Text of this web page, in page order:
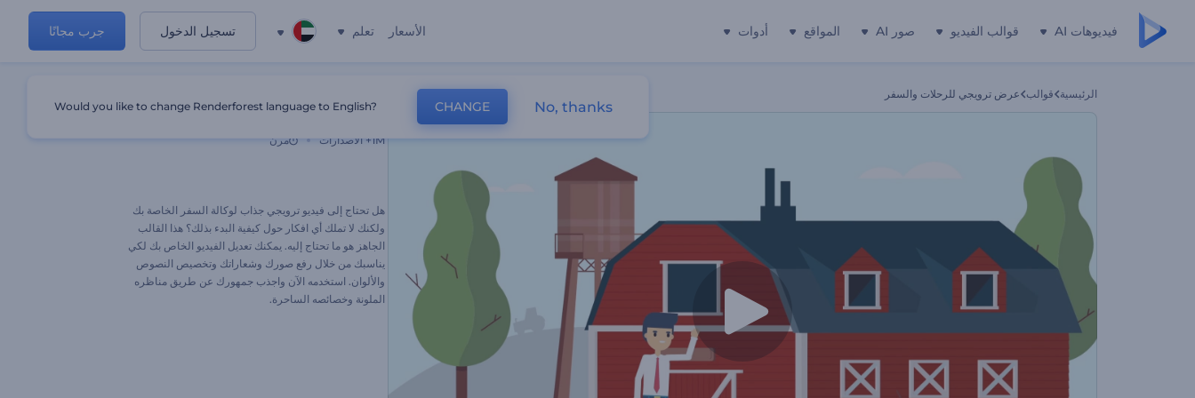
فيديوهات AI قوالب الفيديو صور AI المواقع أدوات الأسعار تعلم تسجيل الدخول جرب مجانًا
الرئيسية قوالب عرض ترويجي للرحلات والسفر
1M+ الاصدارات مرن
هل تحتاج إلى فيديو ترويجي جذاب لوكالة السفر الخاصة بك
ولكنك لا تملك أي افكار حول كيفية البدء بذلك؟ هذا القالب
الجاهز هو ما تحتاج إليه. يمكنك تعديل الفيديو الخاص بك لكي
يناسبك من خلال رفع صورك وشعاراتك وتخصيص النصوص
والألوان. استخدمه الآن واجذب جمهورك عن طريق مناظره
الملونة وخصائصه الساحرة.
Would you like to change Renderforest language to English? CHANGE No, thanks